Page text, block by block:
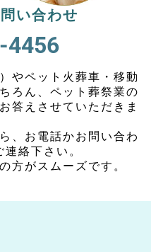
い合わせ
4456
やペット火葬車・移動
ろん、ペット葬祭業の
答えさせていただきま
、お電話かお問い合わ
絡下さい。
方がスムーズです。